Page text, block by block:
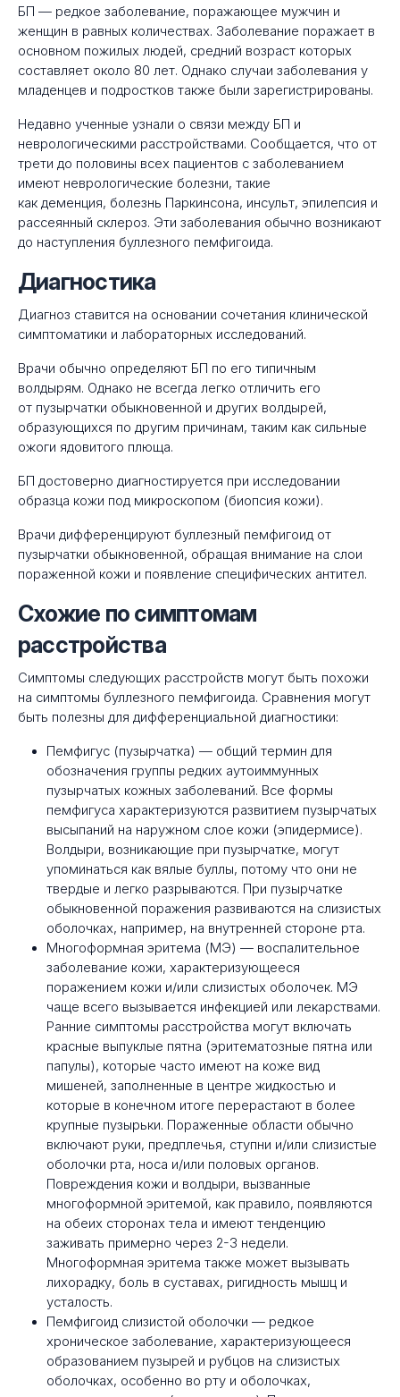
БП — редкое заболевание, поражающее мужчин и
женщин в равных количествах. Заболевание поражает в
основном пожилых людей, средний возраст которых
составляет около 80 лет. Однако случаи заболевания у
младенцев и подростков также были зарегистрированы.
Недавно ученные узнали о связи между БП и
неврологическими расстройствами. Сообщается, что от
трети до половины всех пациентов с заболеванием
имеют неврологические болезни, такие
как деменция, болезнь Паркинсона, инсульт, эпилепсия и
рассеянный склероз. Эти заболевания обычно возникают
до наступления буллезного пемфигоида.
Диагностика
Диагноз ставится на основании сочетания клинической
симптоматики и лабораторных исследований.
Врачи обычно определяют БП по его типичным
волдырям. Однако не всегда легко отличить его
от пузырчатки обыкновенной и других волдырей,
образующихся по другим причинам, таким как сильные
ожоги ядовитого плюща.
БП достоверно диагностируется при исследовании
образца кожи под микроскопом (биопсия кожи).
Врачи дифференцируют буллезный пемфигоид от
пузырчатки обыкновенной, обращая внимание на слои
пораженной кожи и появление специфических антител.
Схожие по симптомам
расстройства
Симптомы следующих расстройств могут быть похожи
на симптомы буллезного пемфигоида. Сравнения могут
быть полезны для дифференциальной диагностики:
Пемфигус (пузырчатка) — общий термин для
обозначения группы редких аутоиммунных
пузырчатых кожных заболеваний. Все формы
пемфигуса характеризуются развитием пузырчатых
высыпаний на наружном слое кожи (эпидермисе).
Волдыри, возникающие при пузырчатке, могут
упоминаться как вялые буллы, потому что они не
твердые и легко разрываются. При пузырчатке
обыкновенной поражения развиваются на слизистых
оболочках, например, на внутренней стороне рта.
Многоформная​ эритема (МЭ) — воспалительное
заболевание кожи, характеризующееся
поражением кожи и/или слизистых оболочек. МЭ
чаще всего вызывается инфекцией или лекарствами.
Ранние симптомы расстройства могут включать
красные выпуклые пятна (эритематозные пятна или
папулы), которые часто имеют на коже вид
мишеней, заполненные в центре жидкостью и
которые в конечном итоге перерастают в более
крупные пузырьки. Пораженные области обычно
включают руки, предплечья, ступни и/или слизистые
оболочки рта, носа и/или половых органов.
Повреждения кожи и волдыри, вызванные
многоформной​ эритемой, как правило, появляются
на обеих сторонах тела и имеют тенденцию
заживать примерно через 2-3 недели.
Многоформная​ эритема также может вызывать
лихорадку, боль в суставах, ригидность мышц и
усталость.
Пемфигоид слизистой оболочки — редкое
хроническое заболевание, характеризующееся
образованием пузырей и рубцов на слизистых
оболочках, особенно во рту и оболочках,